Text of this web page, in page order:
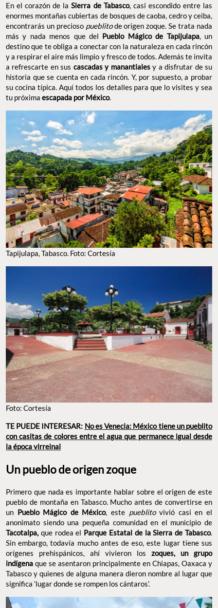
En el corazón de laSierra de Tabasco, casi escondido entre las
enormes montañas cubiertas de bosques de caoba, cedro y ceiba,
encontrarás un precioso pueblitode origen zoque. Se trata nada
más y nada menos que del Pueblo Mágico de Tapijulapa, un
destino que te obliga a conectar con la naturaleza en cada rincón
y a respirar el aire más limpio y fresco de todos. Además te invita
a refrescarte en sus cascadas y manantialesy a disfrutar de su
historia que se cuenta en cada rincón. Y, por supuesto, a probar
su cocina típica. Aquí todos los detalles para que lo visites y sea
tu próxima escapada por México.
Tapijulapa, Tabasco. Foto: Cortesía
Foto: Cortesía
TE PUEDE INTERESAR: No es Venecia: México tiene un pueblito
con casitas de colores entre el agua que permanece igual desde
la época virreinal
Un pueblo de origen zoque
Primero que nada es importante hablar sobre el origen de este
pueblo de montaña en Tabasco. Mucho antes de convertirse en
un Pueblo Mágico de México, este pueblitovivió casi en el
anonimato siendo una pequeña comunidad en el municipio de
Tacotalpa, que rodea el Parque Estatal de la Sierra de Tabasco.
Sin embargo, todavía mucho antes de eso, este lugar tiene sus
orígenes prehispánicos, ahí vivieron los zoques, un grupo
indígena que se asentaron principalmente en Chiapas, Oaxaca y
Tabasco y quienes de alguna manera dieron nombre al lugar que
significa ‘lugar donde se rompen los cántaros’.